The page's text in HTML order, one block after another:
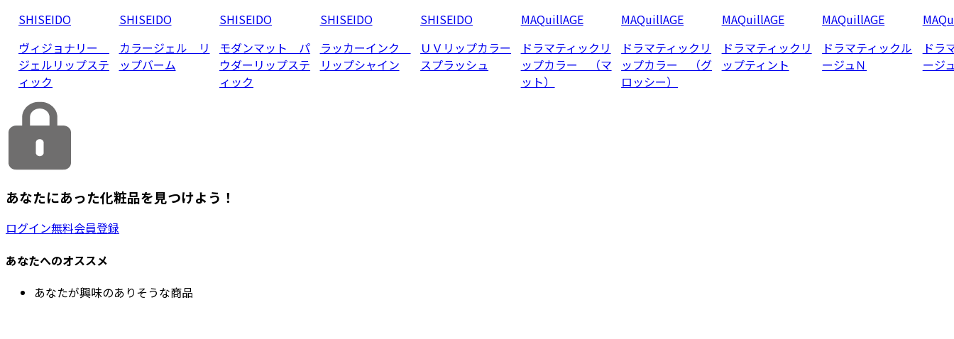
SHISEIDO
ヴィジョナリー
ジェルリップステ
ィック
SHISEIDO
カラージェル リ
ップバーム
SHISEIDO
モダンマット パ
ウダーリップステ
ィック
SHISEIDO
ラッカーインク
リップシャイン
SHISEIDO
ＵＶリップカラー
スプラッシュ
MAQuillAGE
ドラマティックリ
ップカラー （マ
ット）
MAQuillAGE
ドラマティックリ
ップカラー （グ
ロッシー）
MAQuillAGE
ドラマティックリ
ップティント
MAQuillAGE
ドラマティックル
ージュＮ
ドラ
ージ
あなたにあった化粧品を見つけよう！
ログイン無料会員登録
あなたへのオススメ
あなたが興味のありそうな商品